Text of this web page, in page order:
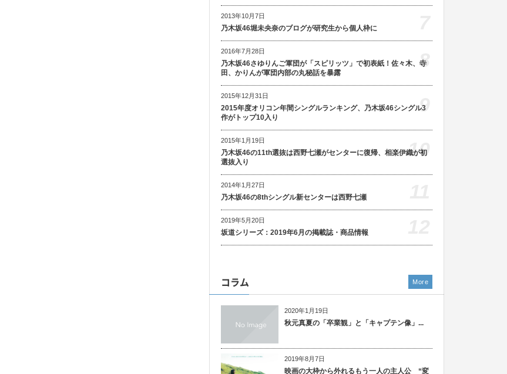
2013年10月7日
乃木坂46堀未央奈のブログが研究生から個人枠に
2016年7月28日
乃木坂46さゆりんご軍団が「スピリッツ」で初表紙！佐々木、寺
田、かりんが軍団内部の丸秘話を暴露
8
2015年12月31日
2015年度オリコン年間シングルランキング、乃木坂46シングル3
作がトップ10入り
9
2015年1月19日
乃木坂46の11th選抜は西野七瀬がセンターに復帰、相楽伊織が初
選抜入り
10
2014年1月27日
乃木坂46の8thシングル新センターは西野七瀬
2019年5月20日
坂道シリーズ：2019年6月の掲載誌・商品情報
コラム
2020年1月19日
秋元真夏の「卒業観」と「キャプテン像」...
2019年8月7日
映画の大枠から外れるもう一人の主人公 “変
More